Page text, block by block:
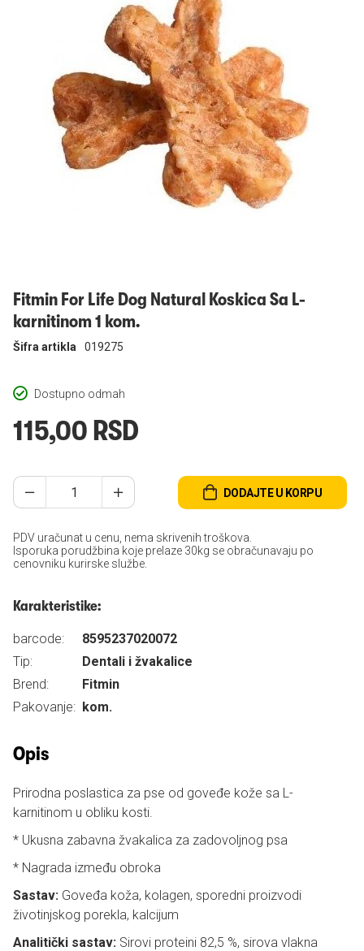
Fitmin For Life Dog Natural Koskica Sa L-
karnitinom 1 kom.
Dostupno odmah
Šifra artikla 019275
115,00 RSD
DODAJTE U KORPU
PDV uračunat u cenu, nema skrivenih troškova.
Isporuka porudžbina koje prelaze 30kg se obračunavaju po
cenovniku kurirske službe.
Karakteristike:
barcode:
8595237020072
Tip:
Dentali i žvakalice
Brend:
Fitmin
Pakovanje: kom.
Opis
Prirodna poslastica za pse od goveđe kože sa L-
karnitinom u obliku kosti.
* Ukusna zabavna žvakalica za zadovoljnog psa
* Nagrada između obroka
Sastav: Goveđa koža, kolagen, sporedni proizvodi
životinjskog porekla, kalcijum
Analitički sastav: Sirovi proteini 82,5 %, sirova vlakna